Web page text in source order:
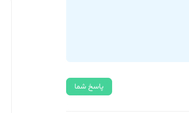
پاسخ شما